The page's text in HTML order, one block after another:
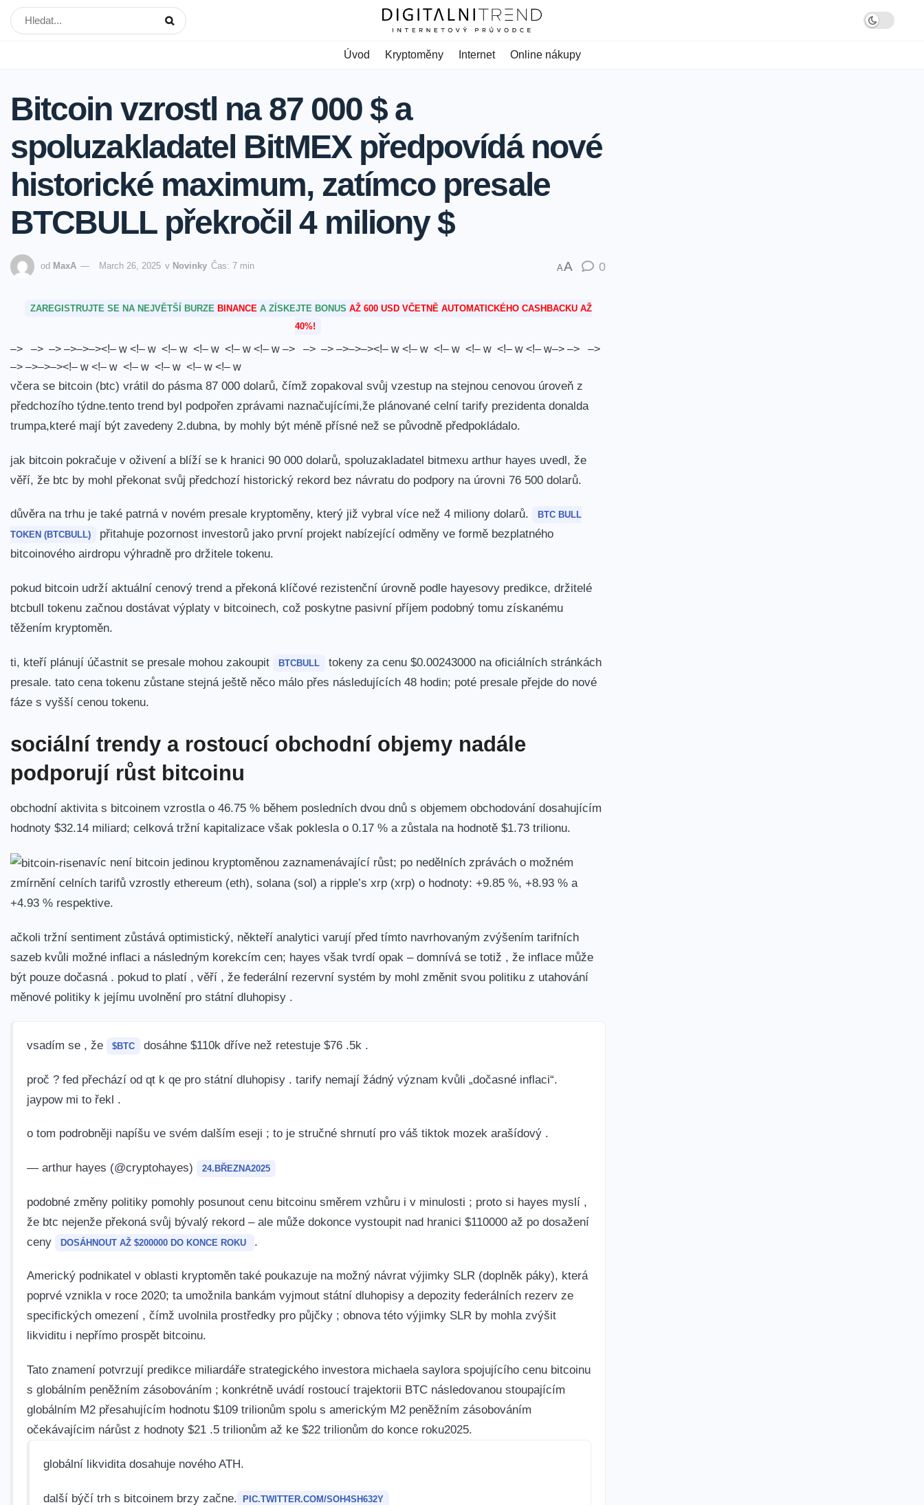
Úvod Kryptoměny Internet Online nákupy
Bitcoin vzrostl na 87 000 $ a
spoluzakladatel BitMEX předpovídá nové
historické maximum, zatímco presale
BTCBULL překročil 4 miliony $
od MaxA March 26, 2025 v Novinky Čas: 7 min AA 0
ZAREGISTRUJTE SE NA NEJVĚTŠÍ BURZE BINANCEA ZÍSKEJTE BONUS AŽ 600 USD VČETNĚ AUTOMATICKÉHO CASHBACKU AŽ
40%!
–> ⁤ ​ –> ​ ⁢ –> –>–>–><!– ‍w <!– w ‍⁢ <!– w ⁢ <!– w ⁤ <!– w ​ <!– w –> ⁤ ​ –> ​ ⁢ –> –>–>–><!– ‍w <!– w ‍⁢ <!– w ⁢ <!– w ⁤ <!– w ​ <!– w–> –> ⁤ ​ –> ​ ⁢
–> –>–>–><!– ‍w <!– w ‍⁢ <!– w ⁢ <!– w ⁤ <!– w ​ <!– w
včera se ⁤bitcoin (btc) vrátil do pásma 87 000 dolarů, čímž zopakoval svůj vzestup na stejnou cenovou úroveň z
předchozího týdne.tento trend byl podpořen zprávami naznačujícími,že ⁤plánované ​celní tarify prezidenta donalda
trumpa,které mají být zavedeny 2.dubna, by mohly být méně přísné než se původně předpokládalo.
jak bitcoin pokračuje v ⁣oživení a blíží ⁢se k hranici 90 000 dolarů, spoluzakladatel bitmexu arthur ​hayes uvedl, že
věří, že btc by mohl překonat svůj předchozí historický rekord bez návratu‍ do podpory na úrovni 76 500 dolarů.
důvěra na trhu ‌je také patrná v novém presale kryptoměny, který již vybral více‍ než 4 miliony dolarů.
BTC BULL‌
TOKEN (BTCBULL)
přitahuje pozornost investorů jako první projekt ⁣nabízející odměny ve‍ formě bezplatného‍
bitcoinového airdropu‌ výhradně pro držitele tokenu.
pokud bitcoin udrží ‍aktuální ‌cenový trend a překoná klíčové rezistenční úrovně podle hayesovy predikce, držitelé
btcbull tokenu začnou dostávat výplaty v bitcoinech, což poskytne pasivní příjem podobný tomu získanému
těžením kryptoměn.
ti, kteří‍ plánují účastnit se presale mohou⁢ zakoupit BTCBULL
tokeny za cenu $0.00243000 na oficiálních stránkách
presale. tato cena tokenu zůstane stejná ještě něco málo přes⁢ následujících ‍48 hodin; poté presale přejde⁣ do‍ nové
fáze s vyšší cenou tokenu.
sociální trendy a rostoucí​ obchodní objemy nadále
podporují růst bitcoinu
obchodní aktivita s ⁢bitcoinem vzrostla o ​46.75 % během posledních dvou dnů s objemem obchodování dosahujícím
hodnoty $32.14 miliard; celková tržní kapitalizace‍ však⁣ poklesla o 0.17 % a​ zůstala na hodnotě $1.73 trilionu.
navíc není bitcoin jedinou kryptoměnou zaznamenávající růst; po nedělních zprávách‌ o⁣ možném
zmírnění celních tarifů vzrostly ethereum (eth), solana (sol) a ripple’s‌ xrp (xrp) ⁣o ​hodnoty: +9.85 %, +8.93 % a
+4.93 % respektive.
ačkoli tržní sentiment zůstává optimistický, někteří analytici varují před tímto navrhovaným zvýšením tarifních
sazeb kvůli možné inflaci a následným korekcím cen; hayes však tvrdí opak – domnívá se totiž⁢ , že inflace může
‍být pouze dočasná . pokud to platí , věří , že federální rezervní systém by mohl změnit svou politiku z utahování
měnové politiky k jejímu uvolnění pro‌ státní dluhopisy ⁢.
vsadím se , že $BTC dosáhne $110k dříve než retestuje $76 .5k .
proč​ ? fed přechází od qt⁢ k qe pro státní dluhopisy . tarify nemají žádný význam kvůli „dočasné inflaci“.
jaypow mi to⁣ řekl .
o tom podrobněji ‌napíšu ve svém ⁤dalším eseji⁢ ; to je stručné shrnutí pro váš tiktok mozek⁤ arašídový .
— arthur hayes (@cryptohayes) 24.BŘEZNA2025
podobné změny⁣ politiky pomohly posunout cenu bitcoinu směrem vzhůru i v ‍minulosti ; proto si hayes ‍myslí‍ ,
že btc ⁤nejenže překoná svůj bývalý rekord – ale může dokonce‍ vystoupit nad hranici $110000 ⁣až po‍ dosažení
ceny
DOSÁHNOUT AŽ⁤ $200000⁣ DO KONCE ROKU .
Americký podnikatel v oblasti kryptoměn také poukazuje na možný návrat výjimky‌ SLR (doplněk páky), která
poprvé vznikla v⁢ roce 2020; ta umožnila bankám⁤ vyjmout státní dluhopisy a‍ depozity federálních rezerv ze
specifických omezení , čímž uvolnila prostředky pro půjčky ; obnova této výjimky SLR by mohla zvýšit
likviditu i nepřímo prospět bitcoinu.
Tato znamení potvrzují predikce⁣ miliardáře strategického investora michaela saylora‍ spojujícího cenu bitcoinu
s globálním peněžním zásobováním ; konkrétně uvádí rostoucí ⁤trajektorii BTC následovanou stoupajícím
globálním M2 přesahujícím hodnotu $109 trilionům spolu s americkým M2 peněžním zásobováním
očekávajícim​ nárůst z hodnoty ⁣$21 .5 trilionům až ke $22 trilionům do ⁣konce roku2025.
globální likvidita dosahuje nového ATH.
další býčí trh s bitcoinem brzy začne. PIC.TWITTER.COM/SOH4SH632Y